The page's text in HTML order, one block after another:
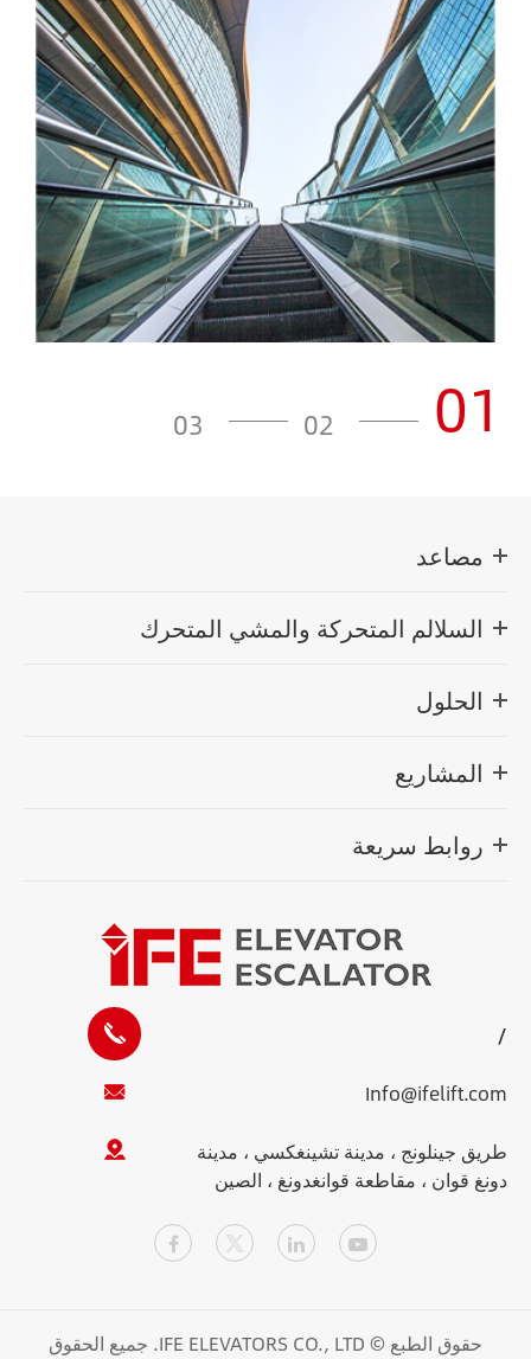
01
02
03
مصاعد
السلالم المتحركة والمشي المتحرك
الحلول
المشاريع
روابط سريعة
/
Info@ifelift.com
طريق جينلونج ، مدينة تشينغكسي ، مدينة
دونغ قوان ، مقاطعة قوانغدونغ ، الصين
حقوق الطبع © IFE ELEVATORS CO., LTD. جميع الحقوق